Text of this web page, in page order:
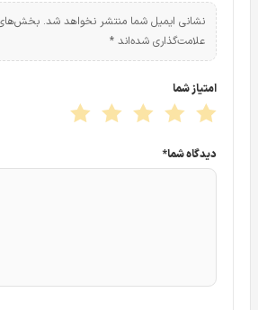
خوب در پیش درآمد این نوشته کردیم
در دوربین مداربسته داهوا
مگاپیکسل
های گفته شده در قسمت قبل در این
نشانی ایمیل شما منتشر نخواهد شد. بخش‌های
علامت‌گذاری شده‌اند *
امتیاز شما
دیدگاه شما*